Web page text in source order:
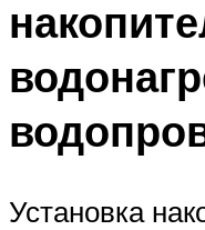
Установка